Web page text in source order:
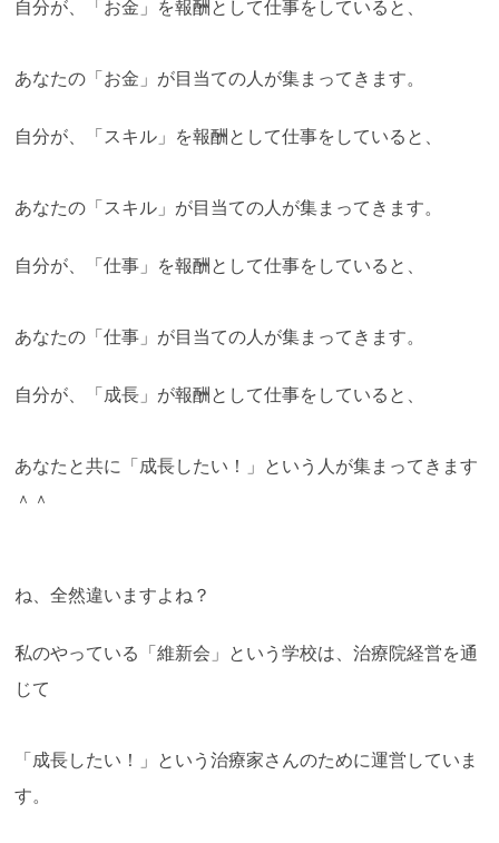
自分が、「お金」を報酬として仕事をしていると、
あなたの「お金」が目当ての人が集まってきます。
自分が、「スキル」を報酬として仕事をしていると、
あなたの「スキル」が目当ての人が集まってきます。
自分が、「仕事」を報酬として仕事をしていると、
あなたの「仕事」が目当ての人が集まってきます。
自分が、「成長」が報酬として仕事をしていると、
あなたと共に「成長したい！」という人が集まってきます
＾＾
ね、全然違いますよね？
私のやっている「維新会」という学校は、治療院経営を通
じて
「成長したい！」という治療家さんのために運営していま
す。